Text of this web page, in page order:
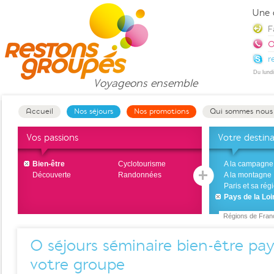
Voyageons ensemble
Accueil Nos séjours Nos promotions Qui sommes
Vos passions
Bien-être
Cyclotourisme
Découverte
Randonnées
Votre
A la campagne
A la montagne
Paris et sa
Pays de la
Régions de
0 séjours séminaire bien-être
votre groupe
Une
Du